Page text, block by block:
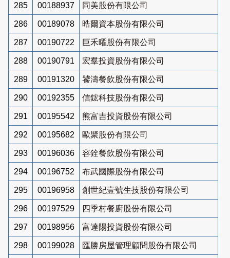
285 00188937 同美股份有限公司
286 00189078 晧爾資本股份有限公司
287 00190722 巨禾曜股份有限公司
288 00190791 宏羣投資股份有限公司
289 00191320 饕濤餐飲股份有限公司
290 00192355 信鋐科技股份有限公司
291 00195542 熊富吉投資股份有限公司
292 00195682 歐聚股份有限公司
293 00196036 容銓餐飲股份有限公司
294 00196752 布武國際股份有限公司
295 00196958 創世紀壹號生技股份有限公司
296 00197529 四季村餐廚股份有限公司
297 00198956 富達陽投資股份有限公司
298 00199028 匯勝房屋管理顧問股份有限公司